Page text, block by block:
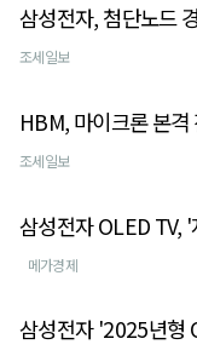
삼성전자, 첨단노드
조세일보
HBM, 마이크론 본
조세일보
삼성전자 OLED TV,
메가경제
삼성전자 '2025년형